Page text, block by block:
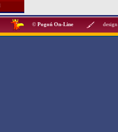
© Pogoń On-Line